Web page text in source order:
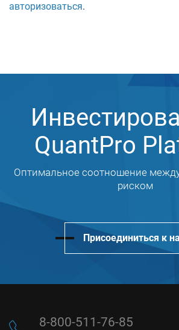
авторизоваться.
QuantPro
Оптимальное соотношение
риском
Присоединиться к
8-800-511-76-85